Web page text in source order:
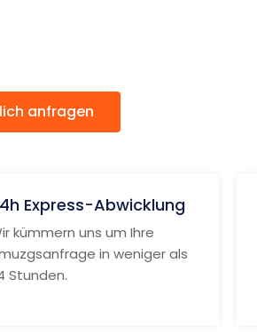
anfragen
Express-Abwicklung
kümmern uns um Ihre
in weniger als
Stunden.